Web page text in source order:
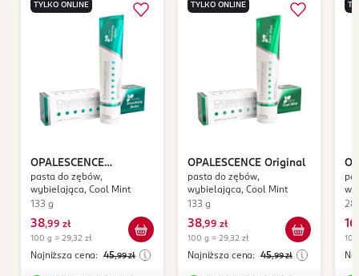
TYLKO ONLINE
OPALESCENCE
Sensitivity Relief
pasta do zębów,
wybielająca, Cool Mint
133 g
38,99 zł
100 g = 29,32 zł
Najniższa cena: 45,99 zł
TYLKO ONLINE
OPALESCENCE Original
pasta do zębów,
wybielająca, Cool Mint
133 g
38,99 zł
100 g = 29,32 zł
Najniższa cena: 45,99 zł
28
16